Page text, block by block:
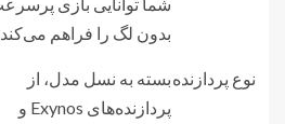
نوع پردازنده
بدون لگ را فراهم می‌کند.
بسته به نسل مدل، از
پردازنده‌های Exynos و